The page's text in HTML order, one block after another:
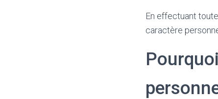
En effectuant
caractère